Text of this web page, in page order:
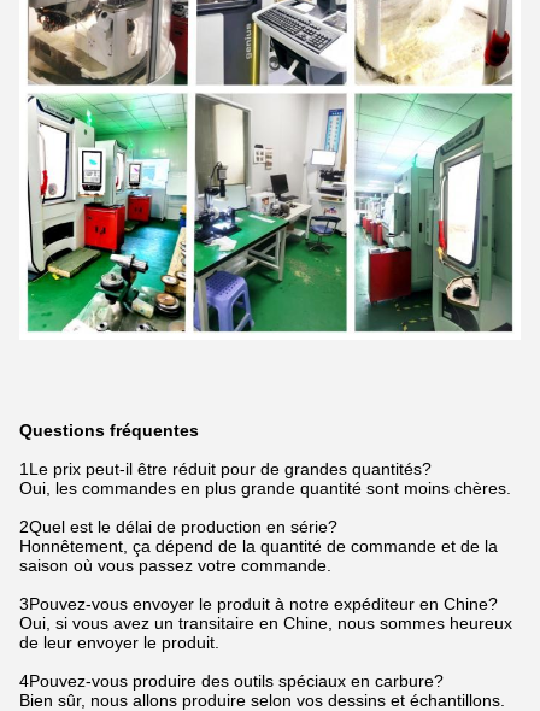
Questions fréquentes
1Le prix peut-il être réduit pour de grandes quantités?
Oui, les commandes en plus grande quantité sont moins chères.
2Quel est le délai de production en série?
Honnêtement, ça dépend de la quantité de commande et de la
saison où vous passez votre commande.
3Pouvez-vous envoyer le produit à notre expéditeur en Chine?
Oui, si vous avez un transitaire en Chine, nous sommes heureux
de leur envoyer le produit.
4Pouvez-vous produire des outils spéciaux en carbure?
Bien sûr, nous allons produire selon vos dessins et échantillons.